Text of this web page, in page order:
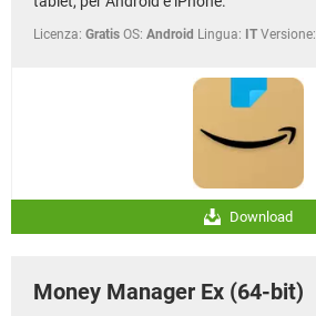
Licenza: Gratis OS: Android Lingua: IT Versione:
Download
Money Manager Ex (64-bit)